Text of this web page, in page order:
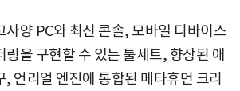
사양 PC와 최신 콘솔, 모바일 디바이스
링을 구현할 수 있는 툴세트, 향상된 애
, 언리얼 엔진에 통합된 메타휴먼 크리